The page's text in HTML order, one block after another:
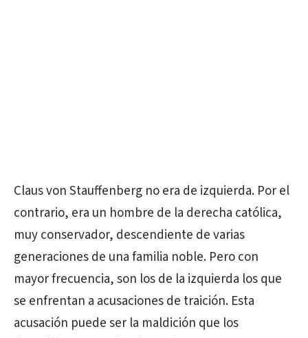
Claus von Stauffenberg no era de izquierda. Por el
contrario, era un hombre de la derecha católica,
muy conservador, descendiente de varias
generaciones de una familia noble. Pero con
mayor frecuencia, son los de la izquierda los que
se enfrentan a acusaciones de traición. Esta
acusación puede ser la maldición que los